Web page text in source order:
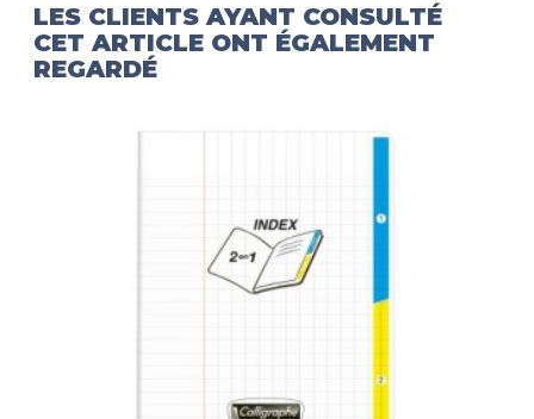
LES CLIENTS AYANT CONSULTÉ
CET ARTICLE ONT ÉGALEMENT
REGARDÉ